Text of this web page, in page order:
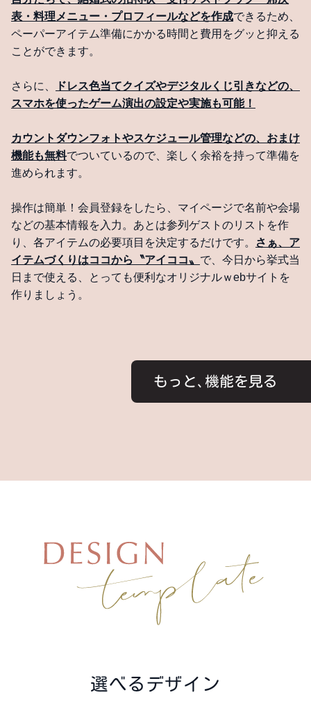
表・料理メニュー・プロフィールなどを作成できるため、
ペーパーアイテム準備にかかる時間と費用をグッと抑える
ことができます。
さらに、
ドレス色当てクイズやデジタルくじ引きなどの、
スマホを使ったゲーム演出の設定や実施も可能！
カウントダウンフォトやスケジュール管理などの、おまけ
機能も無料でついているので、楽しく余裕を持って準備を
進められます。
操作は簡単！会員登録をしたら、マイページで名前や会場
などの基本情報を入力。あとは参列ゲストのリストを作
り、各アイテムの必要項目を決定するだけです。
さぁ、ア
イテムづくりはココから〝アイココ〟 で、今日から挙式当
日まで使える、とっても便利なオリジナルｗebサイトを
作りましょう。
もっと､機能を見る
選べるデザイン